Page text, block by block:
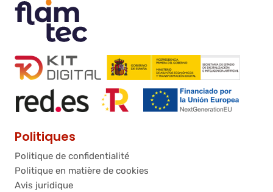
Politiques
Politique de confidentialité
Politique en matière de cookies
Avis juridique